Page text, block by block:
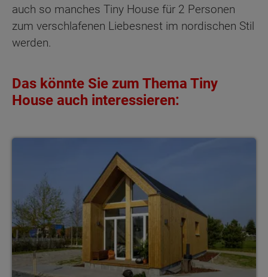
auch so manches Tiny House für 2 Personen
zum verschlafenen Liebesnest im nordischen Stil
werden.
Das könnte Sie zum Thema Tiny
House auch interessieren: